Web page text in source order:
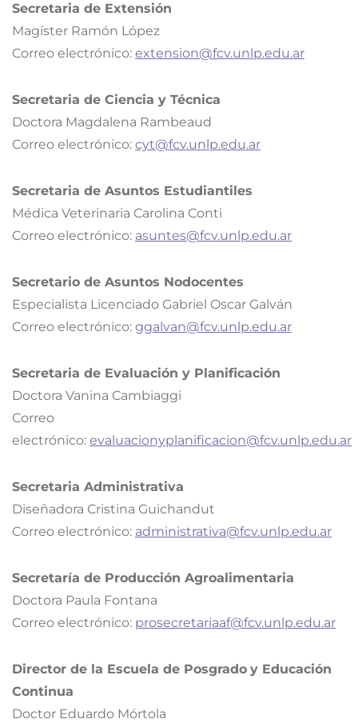
Secretaria de Extensión
Magíster Ramón López
Correo electrónico: extension@fcv.unlp.edu.ar
Secretaria de Ciencia y Técnica
Doctora Magdalena Rambeaud
Correo electrónico: cyt@fcv.unlp.edu.ar
Secretaria de Asuntos Estudiantiles
Médica Veterinaria Carolina Conti
Correo electrónico: asuntes@fcv.unlp.edu.ar
Secretario de Asuntos Nodocentes
Especialista Licenciado Gabriel Oscar Galván
Correo electrónico: ggalvan@fcv.unlp.edu.ar
Secretaria de Evaluación y Planificación
Doctora Vanina Cambiaggi
Correo
electrónico: evaluacionyplanificacion@fcv.unlp.edu.ar
Secretaria Administrativa
Diseñadora Cristina Guichandut
Correo electrónico: administrativa@fcv.unlp.edu.ar
Secretaría de Producción Agroalimentaria
Doctora Paula Fontana
Correo electrónico: prosecretariaaf@fcv.unlp.edu.ar
Director de la Escuela de Posgrado y Educación
Continua
Doctor Eduardo Mórtola